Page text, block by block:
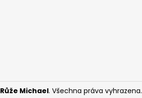
Růže Michael. Všechna práva vyhrazena.